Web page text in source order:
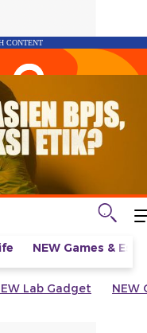
CONTENT
NEW Games &
Lab Gadget NEW